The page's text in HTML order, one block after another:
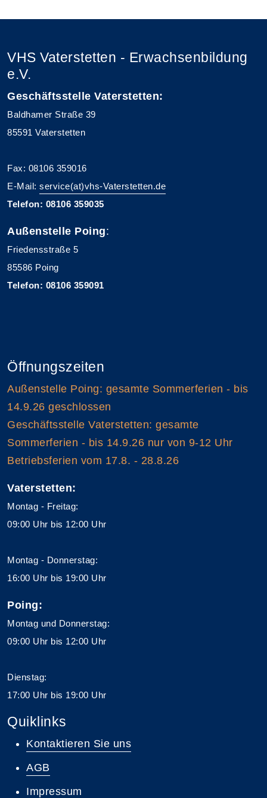
VHS Vaterstetten - Erwachsenbildung
e.V.
Geschäftsstelle Vaterstetten:
Baldhamer Straße 39
85591 Vaterstetten
Fax: 08106 359016
E-Mail: service(at)vhs-Vaterstetten.de
Telefon: 08106 359035
Außenstelle Poing:
Friedensstraße 5
85586 Poing
Telefon: 08106 359091
Öffnungszeiten
Außenstelle Poing: gesamte Sommerferien - bis
14.9.26 geschlossen
Geschäftsstelle Vaterstetten: gesamte
Sommerferien - bis 14.9.26 nur von 9-12 Uhr
Betriebsferien vom 17.8. - 28.8.26
Vaterstetten:
Montag - Freitag:
09:00 Uhr bis 12:00 Uhr
Montag - Donnerstag:
16:00 Uhr bis 19:00 Uhr
Poing:
Montag und Donnerstag:
09:00 Uhr bis 12:00 Uhr
Dienstag:
17:00 Uhr bis 19:00 Uhr
Quiklinks
Kontaktieren Sie uns
AGB
Impressum